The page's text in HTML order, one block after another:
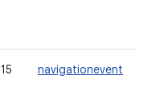
navigationevent
‫15 ביולי 2026